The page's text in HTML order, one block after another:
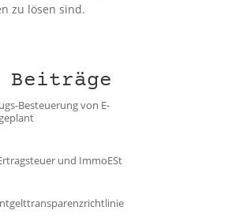
zu lösen sind.
Beiträge
Besteuerung von E-
und ImmoESt